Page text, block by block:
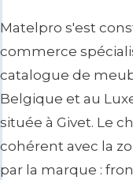
Matelpro s'est
commerce
catalogue de
Belgique et au
située à Givet. Le
cohérent avec la
par la marque :